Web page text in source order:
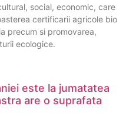
social, economic, care
certificarii agricole bio
precum si promovarea,
ecologice.
este la jumatatea
are o suprafata